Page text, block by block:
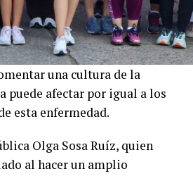
una cultura de la
puede afectar por igual a los
esta enfermedad.
Olga Sosa Ruíz, quien
al hacer un amplio